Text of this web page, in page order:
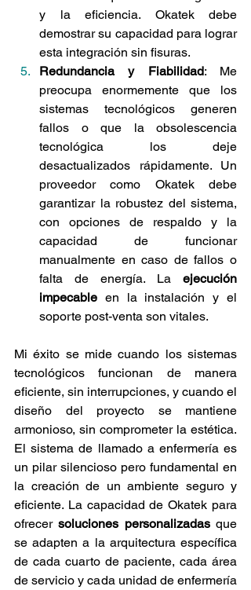
y la eficiencia. Okatek debe
demostrar su capacidad para lograr
esta integración sin fisuras.
Redundancia y Fiabilidad: Me
preocupa enormemente que los
sistemas tecnológicos generen
fallos o que la obsolescencia
tecnológica los deje
desactualizados rápidamente. Un
proveedor como Okatek debe
garantizar la robustez del sistema,
con opciones de respaldo y la
capacidad de funcionar
manualmente en caso de fallos o
falta de energía. La ejecución
impecable en la instalación y el
soporte post-venta son vitales.
Mi éxito se mide cuando los sistemas
tecnológicos funcionan de manera
eficiente, sin interrupciones, y cuando el
diseño del proyecto se mantiene
armonioso, sin comprometer la estética.
El sistema de llamado a enfermería es
un pilar silencioso pero fundamental en
la creación de un ambiente seguro y
eficiente. La capacidad de Okatek para
ofrecer soluciones personalizadas que
se adapten a la arquitectura específica
de cada cuarto de paciente, cada área
de servicio y cada unidad de enfermería